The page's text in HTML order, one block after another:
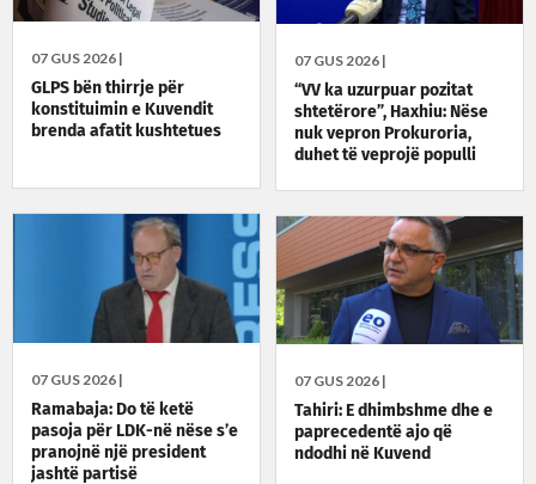
07 GUS 2026 |
GLPS bën thirrje për
konstituimin e Kuvendit
brenda afatit kushtetues
07 GUS 2026 |
“VV ka uzurpuar pozitat
shtetërore”, Haxhiu: Nëse
nuk vepron Prokuroria,
duhet të veprojë populli
07 GUS 2026 |
Ramabaja: Do të ketë
pasoja për LDK-në nëse s’e
pranojnë një president
jashtë partisë
07 GUS 2026 |
Tahiri: E dhimbshme dhe e
paprecedentë ajo që
ndodhi në Kuvend